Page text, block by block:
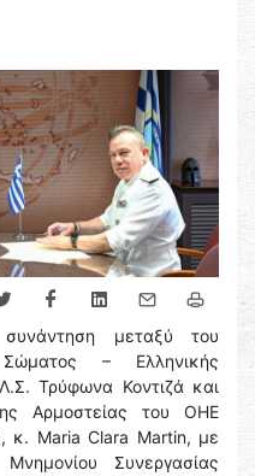
μεταξύ του
– Ελληνικής
Τρύφωνα Κοντιζά και
Αρμοστείας του ΟΗΕ
κ. Maria Clara Martin, με
Συνεργασίας